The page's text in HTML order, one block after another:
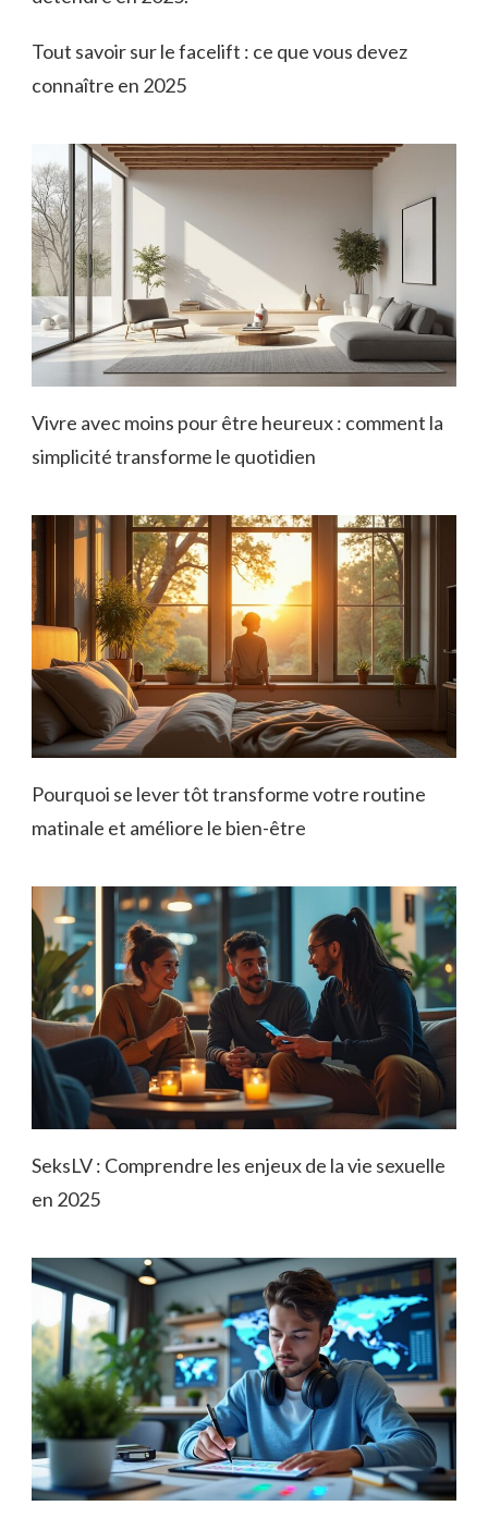
Tout savoir sur le facelift : ce que vous devez
connaître en 2025
Vivre avec moins pour être heureux : comment la
simplicité transforme le quotidien
Pourquoi se lever tôt transforme votre routine
matinale et améliore le bien-être
SeksLV : Comprendre les enjeux de la vie sexuelle
en 2025